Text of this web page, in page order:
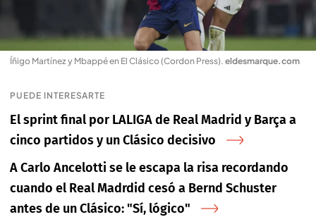
Íñigo Martínez y Mbappé en El Clásico (Cordon Press). eldesmarque.com
PUEDE INTERESARTE
El sprint final por LALIGA de Real Madrid y Barça a
cinco partidos y un Clásico decisivo
A Carlo Ancelotti se le escapa la risa recordando
cuando el Real Madrdid cesó a Bernd Schuster
antes de un Clásico: "Sí, lógico"